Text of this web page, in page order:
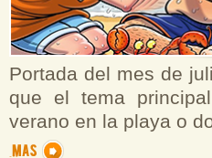
Portada del mes de
que el tema
verano en la playa o